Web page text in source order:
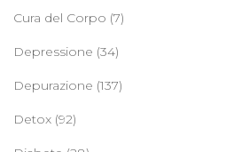
Cura del Corpo (7)
Depressione (34)
Depurazione (137)
Detox (92)